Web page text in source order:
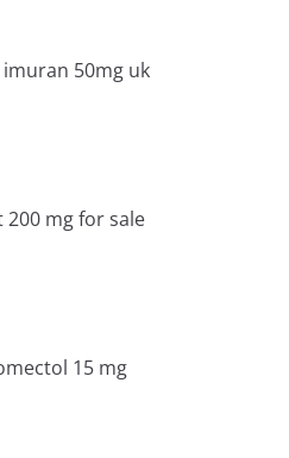
imuran 50mg uk
mg for sale
15 mg